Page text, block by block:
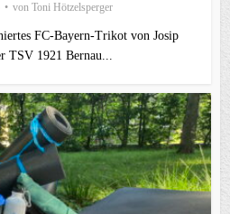
von Toni Hötzelsperger
FC‑Bayern‑Trikot von Josip
TSV 1921 Bernau...